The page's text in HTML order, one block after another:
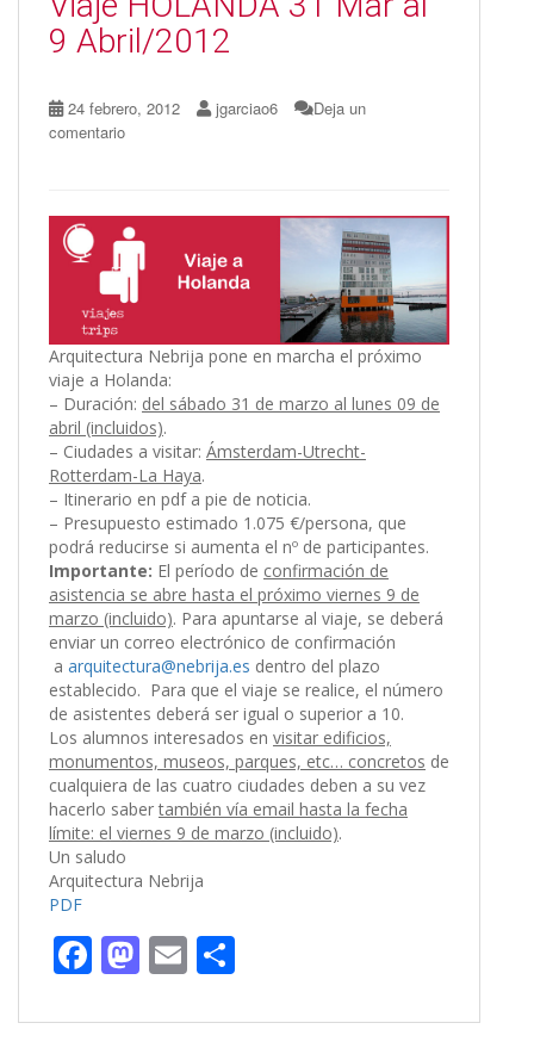
k r
9 Abril/2012
24 febrero, 2012 jgarciao6
Deja un
comentario
Arquitectura Nebrija pone en marcha el próximo
viaje a Holanda:
– Duración: del sábado 31 de marzo al lunes 09 de
abril (incluidos).
– Ciudades a visitar: Ámsterdam-Utrecht-
Rotterdam-La Haya.
– Itinerario en pdf a pie de noticia.
– Presupuesto estimado 1.075 €/persona, que
podrá reducirse si aumenta el nº de participantes.
Importante: El período de confirmación de
asistencia se abre hasta el próximo viernes 9 de
marzo (incluido). Para apuntarse al viaje, se deberá
enviar un correo electrónico de confirmación
a arquitectura@nebrija.es dentro del plazo
establecido. Para que el viaje se realice, el número
de asistentes deberá ser igual o superior a 10.
Los alumnos interesados en visitar edificios,
monumentos, museos, parques, etc… concretos de
cualquiera de las cuatro ciudades deben a su vez
hacerlo saber también vía email hasta la fecha
límite: el viernes 9 de marzo (incluido).
Un saludo
Arquitectura Nebrija
PDF
F
e
M
to
E
ai m